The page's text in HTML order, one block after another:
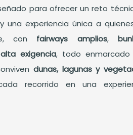
para ofrecer un reto
una experiencia única a
con fairways amplios,
exigencia, todo enmarcado
dunas, lagunas y
recorrido en una